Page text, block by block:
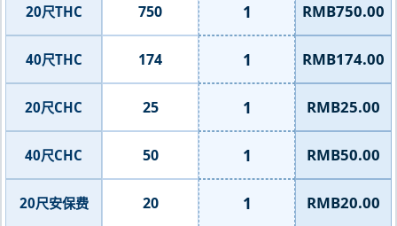
20尺THC 750 1 RMB750.00
40尺THC 174 1 RMB174.00
20尺CHC 25 1 RMB25.00
40尺CHC 50 1 RMB50.00
20尺安保费 20 1 RMB20.00